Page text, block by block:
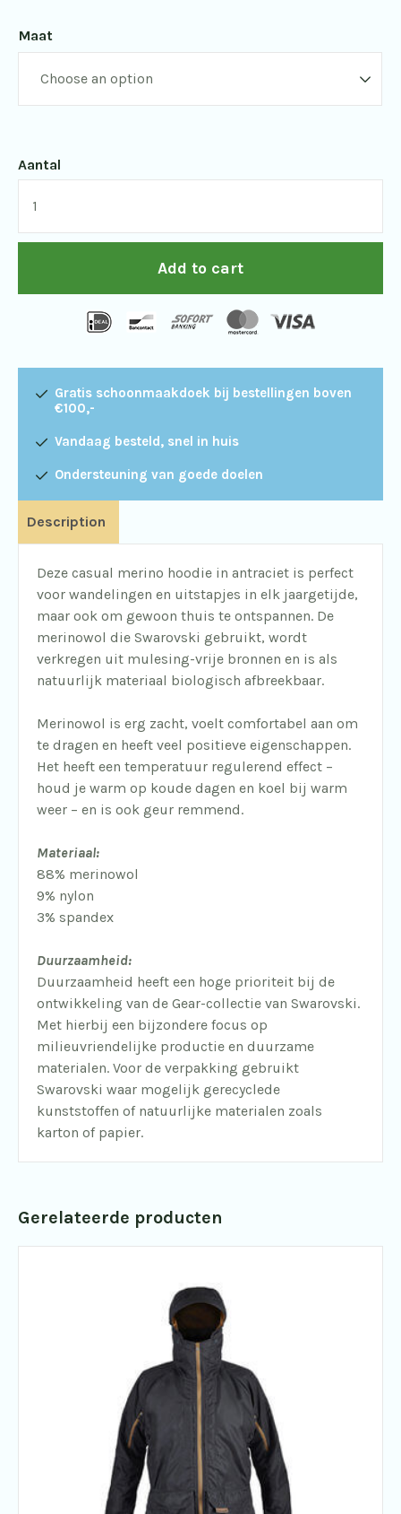
Maat
Aantal
Add to cart
Gratis schoonmaakdoek bij bestellingen boven
€100,-
Vandaag besteld, snel in huis
Ondersteuning van goede doelen
Description
Deze casual merino hoodie in antraciet is perfect
voor wandelingen en uitstapjes in elk jaargetijde,
maar ook om gewoon thuis te ontspannen. De
merinowol die Swarovski gebruikt, wordt
verkregen uit mulesing-vrije bronnen en is als
natuurlijk materiaal biologisch afbreekbaar.
Merinowol is erg zacht, voelt comfortabel aan om
te dragen en heeft veel positieve eigenschappen.
Het heeft een temperatuur regulerend effect –
houd je warm op koude dagen en koel bij warm
weer – en is ook geur remmend.
Materiaal:
88% merinowol
9% nylon
3% spandex
Duurzaamheid:
Duurzaamheid heeft een hoge prioriteit bij de
ontwikkeling van de Gear-collectie van Swarovski.
Met hierbij een bijzondere focus op
milieuvriendelijke productie en duurzame
materialen. Voor de verpakking gebruikt
Swarovski waar mogelijk gerecyclede
kunststoffen of natuurlijke materialen zoals
karton of papier.
Gerelateerde producten